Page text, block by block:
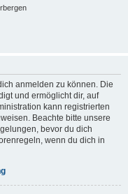
anmelden zu können. Die
und ermöglicht dir, auf
kann registrierten
Beachte bitte unsere
bevor du dich
wenn du dich in